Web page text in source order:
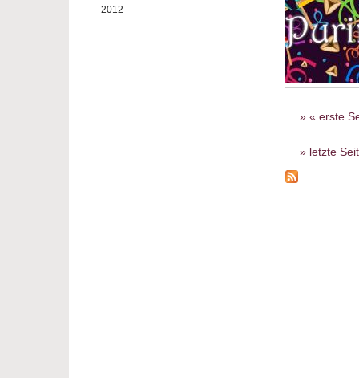
2012
Seiten
« erste
letzte